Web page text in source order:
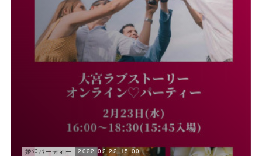
婚活パーティー 2022.02.22 15:00